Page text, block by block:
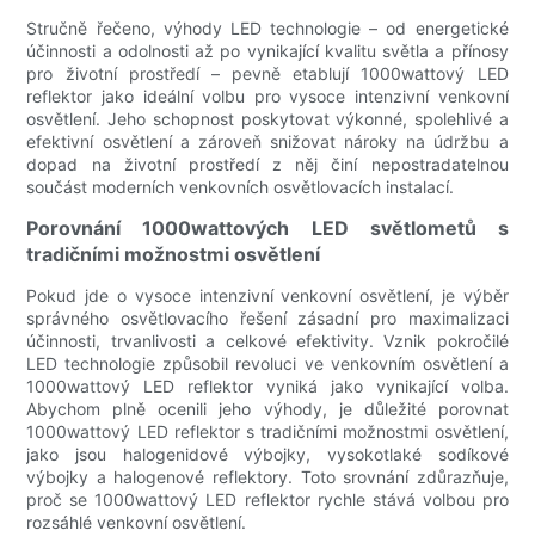
Stručně řečeno, výhody LED technologie – od energetické
účinnosti a odolnosti až po vynikající kvalitu světla a přínosy
pro životní prostředí – pevně etablují 1000wattový LED
reflektor jako ideální volbu pro vysoce intenzivní venkovní
osvětlení. Jeho schopnost poskytovat výkonné, spolehlivé a
efektivní osvětlení a zároveň snižovat nároky na údržbu a
dopad na životní prostředí z něj činí nepostradatelnou
součást moderních venkovních osvětlovacích instalací.
Porovnání 1000wattových LED světlometů s
tradičními možnostmi osvětlení
Pokud jde o vysoce intenzivní venkovní osvětlení, je výběr
správného osvětlovacího řešení zásadní pro maximalizaci
účinnosti, trvanlivosti a celkové efektivity. Vznik pokročilé
LED technologie způsobil revoluci ve venkovním osvětlení a
1000wattový LED reflektor vyniká jako vynikající volba.
Abychom plně ocenili jeho výhody, je důležité porovnat
1000wattový LED reflektor s tradičními možnostmi osvětlení,
jako jsou halogenidové výbojky, vysokotlaké sodíkové
výbojky a halogenové reflektory. Toto srovnání zdůrazňuje,
proč se 1000wattový LED reflektor rychle stává volbou pro
rozsáhlé venkovní osvětlení.